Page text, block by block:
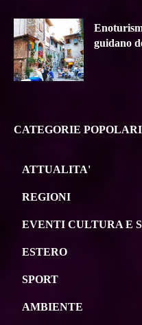
guidano
CATEGORIE POPOLARI
ATTUALITA'
REGIONI
EVENTI CULTURA E
ESTERO
SPORT
AMBIENTE